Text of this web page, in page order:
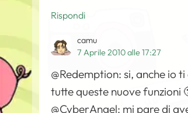
Rispondi
camu
7 Aprile 2010 alle 17:27
@Redemption: si, anche io
tutte queste nuove funzioni
@CyberAngel: mi pare di